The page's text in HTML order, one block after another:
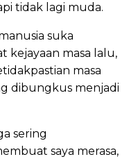
tidak lagi muda.
suka
kejayaan masa lalu,
masa
dibungkus menjadi
sering
saya merasa,